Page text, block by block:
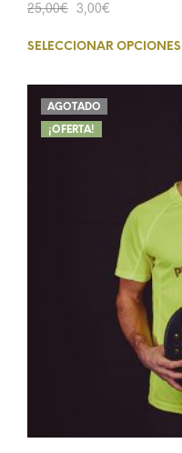
25,00€ 3,00€
SELECCIONAR OPCIONES
¡OFERTA!
AGOTADO